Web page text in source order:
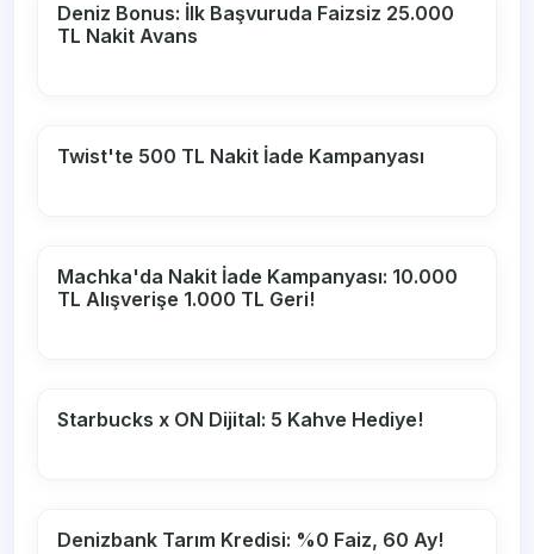
Deniz Bonus: İlk Başvuruda Faizsiz 25.000
TL Nakit Avans
Twist'te 500 TL Nakit İade Kampanyası
Machka'da Nakit İade Kampanyası: 10.000
TL Alışverişe 1.000 TL Geri!
Starbucks x ON Dijital: 5 Kahve Hediye!
Denizbank Tarım Kredisi: %0 Faiz, 60 Ay!